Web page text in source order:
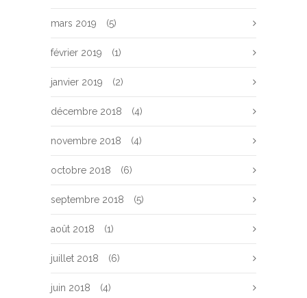
mars 2019 (5)
février 2019 (1)
janvier 2019 (2)
décembre 2018 (4)
novembre 2018 (4)
octobre 2018 (6)
septembre 2018 (5)
août 2018 (1)
juillet 2018 (6)
juin 2018 (4)